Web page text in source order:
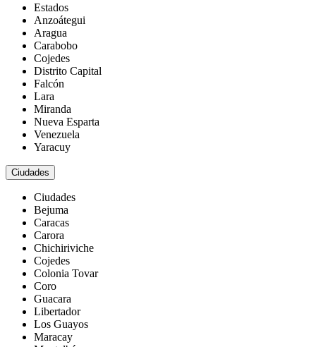
Estados
Anzoátegui
Aragua
Carabobo
Cojedes
Distrito Capital
Falcón
Lara
Miranda
Nueva Esparta
Venezuela
Yaracuy
Ciudades
Ciudades
Bejuma
Caracas
Carora
Chichiriviche
Cojedes
Colonia Tovar
Coro
Guacara
Libertador
Los Guayos
Maracay